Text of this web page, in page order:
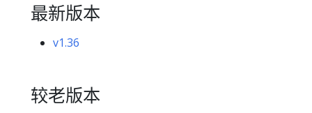
最新版本
v1.36
较老版本